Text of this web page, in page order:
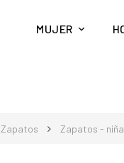
MUJER
Zapatos Zapatos -